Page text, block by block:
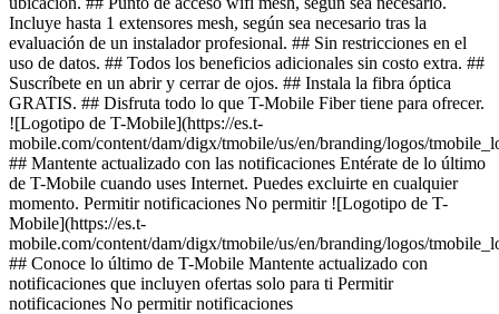
Incluye hasta 1 extensores mesh, según sea necesario tras la
evaluación de un instalador profesional. ## Sin restricciones en el
uso de datos. ## Todos los beneficios adicionales sin costo extra. ##
Suscríbete en un abrir y cerrar de ojos. ## Instala la fibra óptica
GRATIS. ## Disfruta todo lo que T-Mobile Fiber tiene para ofrecer.
![Logotipo de T-Mobile](https://es.t-
mobile.com/content/dam/digx/tmobile/us/en/branding/logos/
## Mantente actualizado con las notificaciones Entérate de lo último
de T-Mobile cuando uses Internet. Puedes excluirte en cualquier
momento. Permitir notificaciones No permitir ![Logotipo de T-
Mobile](https://es.t-
mobile.com/content/dam/digx/tmobile/us/en/branding/logos/
## Conoce lo último de T-Mobile Mantente actualizado con
notificaciones que incluyen ofertas solo para ti Permitir
notificaciones No permitir notificaciones